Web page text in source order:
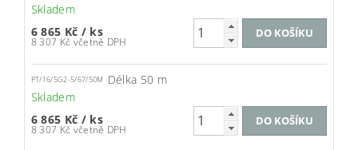
Skladem
6 865 Kč / ks
8 307 Kč včetně DPH
PT/16/5G2-5/67/50M
Délka 50 m
Skladem
6 865 Kč / ks
8 307 Kč včetně DPH